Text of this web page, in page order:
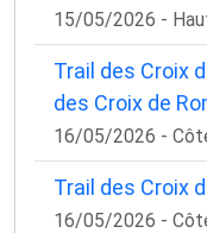
15/05/2026 -
Trail des Croix
des Croix de
16/05/2026 -
Trail des Croix
16/05/2026 -